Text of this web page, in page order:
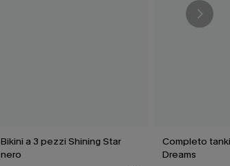
Bikini a 3 pezzi Shining Star
nero
Completo
Dreams